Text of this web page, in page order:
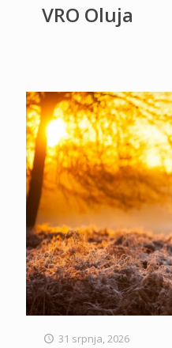
VRO Oluja
31 srpnja, 2026